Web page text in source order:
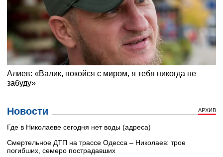
Новости АРХИВ
Где в Николаеве сегодня нет воды (адреса)
Смертельное ДТП на трассе Одесса – Николаев: трое
погибших, семеро пострадавших